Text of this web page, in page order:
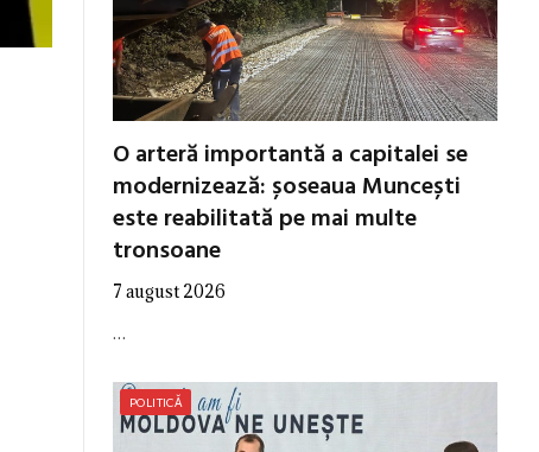
O arteră importantă a capitalei se
modernizează: șoseaua Muncești
este reabilitată pe mai multe
tronsoane
7 august 2026
…
POLITICĂ